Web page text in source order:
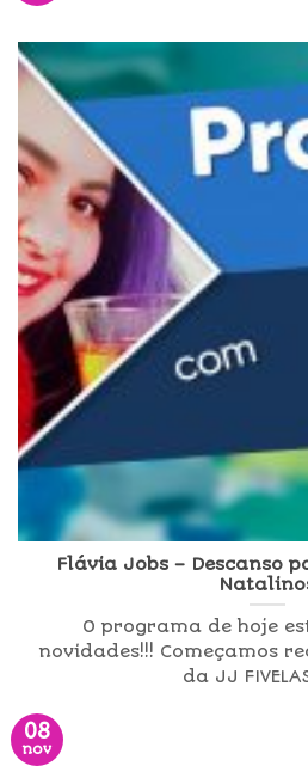
Flávia Jobs – Descanso
O programa de hoje
novidades!!! Começamos
da JJ
08
nov